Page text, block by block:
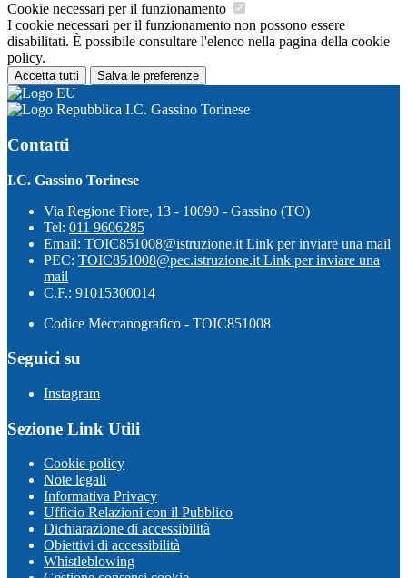
Cookie necessari per il funzionamento
I cookie necessari per il funzionamento non possono essere
disabilitati. È possibile consultare l'elenco nella pagina della cookie
policy.
Accetta tutti Salva le preferenze
I.C. Gassino Torinese
Contatti
I.C. Gassino Torinese
Via Regione Fiore, 13 - 10090 - Gassino (TO)
Tel: 011 9606285
Email: TOIC851008@istruzione.it Link per inviare una mail
PEC: TOIC851008@pec.istruzione.it Link per inviare una
mail
C.F.: 91015300014
Codice Meccanografico - TOIC851008
Seguici su
Instagram
Sezione Link Utili
Cookie policy
Note legali
Informativa Privacy
Ufficio Relazioni con il Pubblico
Dichiarazione di accessibilità
Obiettivi di accessibilità
Whistleblowing